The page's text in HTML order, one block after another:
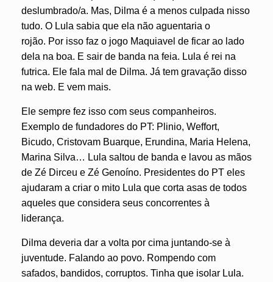
deslumbrado/a. Mas, Dilma é a menos culpada nisso
tudo. O Lula sabia que ela não aguentaria o
rojão. Por isso faz o jogo Maquiavel de ficar ao lado
dela na boa. E sair de banda na feia. Lula é rei na
futrica. Ele fala mal de Dilma. Já tem gravação disso
na web. E vem mais.
Ele sempre fez isso com seus companheiros.
Exemplo de fundadores do PT: Plinio, Weffort,
Bicudo, Cristovam Buarque, Erundina, Maria Helena,
Marina Silva… Lula saltou de banda e lavou as mãos
de Zé Dirceu e Zé Genoíno. Presidentes do PT eles
ajudaram a criar o mito Lula que corta asas de todos
aqueles que considera seus concorrentes à
liderança.
Dilma deveria dar a volta por cima juntando-se à
juventude. Falando ao povo. Rompendo com
safados, bandidos, corruptos. Tinha que isolar Lula.